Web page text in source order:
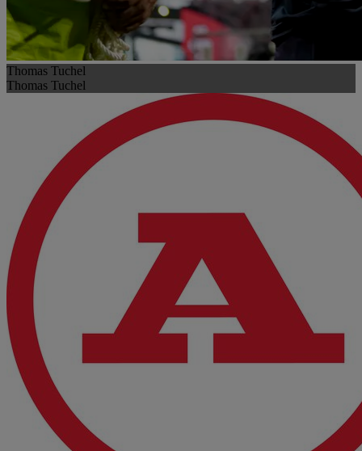
Thomas Tuchel
Thomas Tuchel